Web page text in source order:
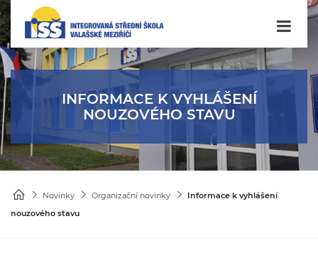
INFORMACE K VYHLÁŠENÍ
NOUZOVÉHO STAVU
Novinky Organizační novinky
Informace k vyhlášení
nouzového stavu